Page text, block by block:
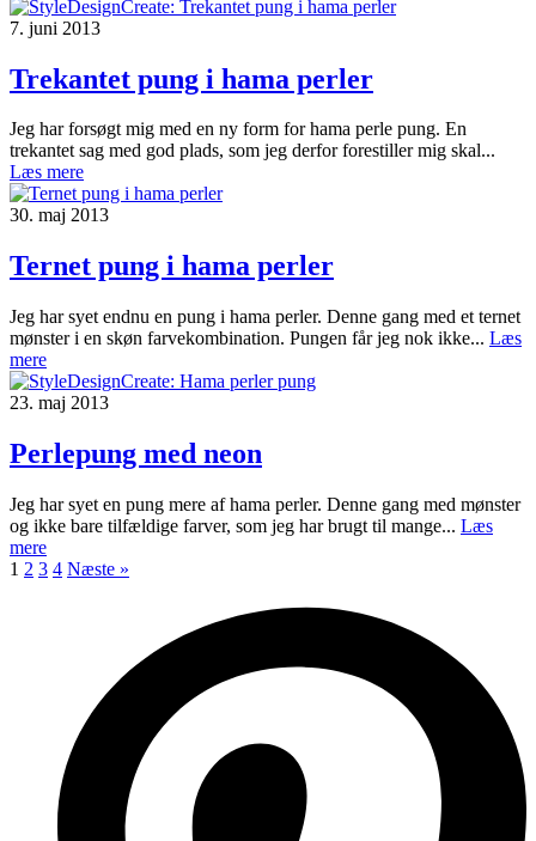
7. juni 2013
Trekantet pung i hama perler
Jeg har forsøgt mig med en ny form for hama perle pung. En
trekantet sag med god plads, som jeg derfor forestiller mig skal...
Læs mere
30. maj 2013
Ternet pung i hama perler
Jeg har syet endnu en pung i hama perler. Denne gang med et ternet
mønster i en skøn farvekombination. Pungen får jeg nok ikke... Læs
mere
23. maj 2013
Perlepung med neon
Jeg har syet en pung mere af hama perler. Denne gang med mønster
og ikke bare tilfældige farver, som jeg har brugt til mange... Læs
mere
1 2 3 4 Næste »